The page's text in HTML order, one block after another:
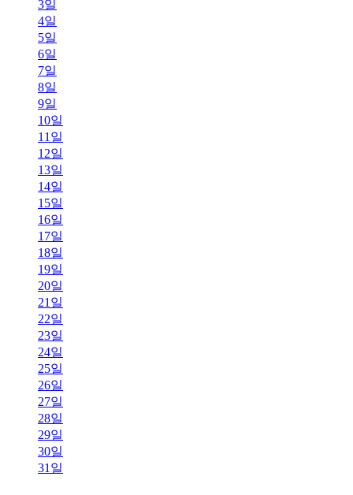
3일
4일
5일
6일
7일
8일
9일
10일
11일
12일
13일
14일
15일
16일
17일
18일
19일
20일
21일
22일
23일
24일
25일
26일
27일
28일
29일
30일
31일